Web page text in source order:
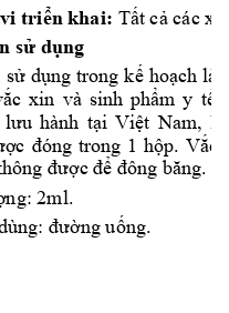
vi triển khai: Tất cả các
sử dụng
sử dụng trong kế hoạch là
xin và sinh phẩm y tế
lưu hành tại Việt Nam,
đóng trong 1 hộp. Vắc
được để đông băng.
2ml.
đường uống.